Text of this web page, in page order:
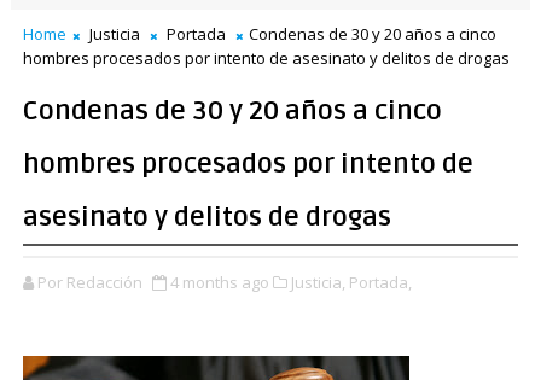
ganador de RD$37 millones con el Loto
Home Justicia Portada
Condenas de 30 y 20 años a cinco
hombres procesados por intento de asesinato y delitos de drogas
Condenas de 30 y 20 años a cinco
hombres procesados por intento de
asesinato y delitos de drogas
Por Redacción 4 months ago Justicia, Portada,